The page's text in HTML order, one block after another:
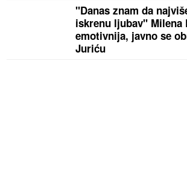
"Danas znam da
iskrenu ljubav" Milena
emotivnija, javno se
Juriću